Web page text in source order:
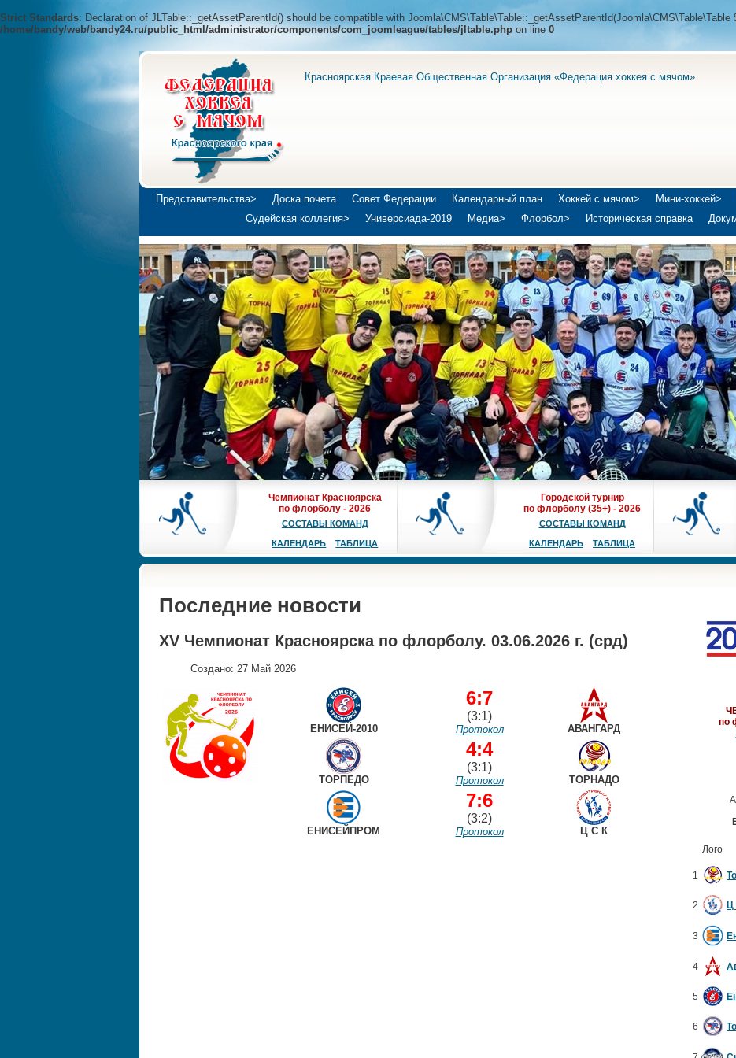
Strict Standards: Declaration of JLTable::_getAssetParentId() should be compatible with Joomla\CMS\Table\Table::_getAssetParentId(Joomla\CMS\Table\Table
/home/bandy/web/bandy24.ru/public_html/administrator/components/com_joomleague/tables/jltable.php on line 0
Красноярская Краевая Общественная Организация «Федерация хоккея с мячом»
Представительства> Доска почета Совет Федерации Календарный план Хоккей с мячом> Мини-хоккей>
Судейская коллегия>
Универсиада-2019 Медиа> Флорбол> Историческая справка
Чемпионат Красноярска
по флорболу - 2026
СОСТАВЫ КОМАНД
КАЛЕНДАРЬ ТАБЛИЦА
Городской турнир
по флорболу (35+) - 2026
СОСТАВЫ КОМАНД
КАЛЕНДАРЬ ТАБЛИЦА
Последние новости
XV Чемпионат Красноярска по флорболу. 03.06.2026 г. (срд)
Создано: 27 Май 2026
ЕНИСЕЙ-2010
6:7
(3:1)
Протокол АВАНГАРД
ТОРПЕДО
4:4
(3:1)
Протокол ТОРНАДО
ЕНИСЕЙПРОМ
7:6
(3:2)
Протокол Ц С К
по
Лого
1
2 Ц
3
4
5
6